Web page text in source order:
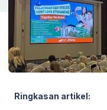
Ringkasan artikel: